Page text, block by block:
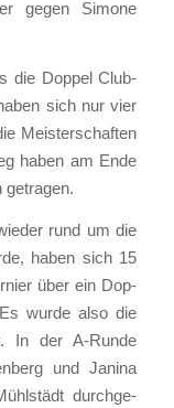
gegen Simo­ne
die Dop­pel Club­
sich nur vier
Meis­ter­schaf­ten
haben am Ende
getra­gen.
rund um die
haben sich 15
über ein Dop­
wur­de also die
In der A‑Runde
und Jani­na
durch­ge­